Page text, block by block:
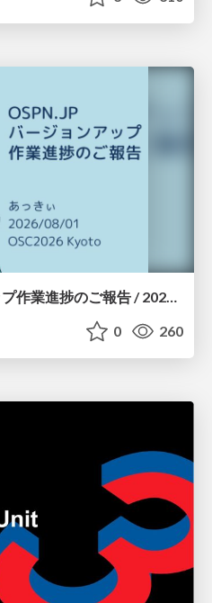
OSPN.JPバージョンアップ作業進捗のご報告 / 20260801-osc26kyoto
0 260